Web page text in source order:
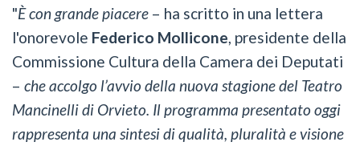
"È con grande piacere – ha scritto in una lettera
l'onorevole Federico Mollicone, presidente della
Commissione Cultura della Camera dei Deputati
– che accolgo l’avvio della nuova stagione del Teatro
Mancinelli di Orvieto. Il programma presentato oggi
rappresenta una sintesi di qualità, pluralità e visione